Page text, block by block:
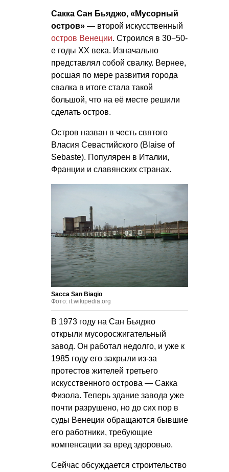
Сакка Сан Бьяджо, «Мусорный
остров» — второй искусственный
остров Венеции. Строился в 30−50-
е годы ХХ века. Изначально
представлял собой свалку. Вернее,
росшая по мере развития города
свалка в итоге стала такой
большой, что на её месте решили
сделать остров.
Остров назван в честь святого
Власия Севастийского (Blaise of
Sebaste). Популярен в Италии,
Франции и славянских странах.
Sacca San Biagio
Фото: it.wikipedia.org
В 1973 году на Сан Бьяджо
открыли мусоросжигательный
завод. Он работал недолго, и уже к
1985 году его закрыли из-за
протестов жителей третьего
искусственного острова — Сакка
Физола. Теперь здание завода уже
почти разрушено, но до сих пор в
суды Венеции обращаются бывшие
его работники, требующие
компенсации за вред здоровью.
Сейчас обсуждается строительство